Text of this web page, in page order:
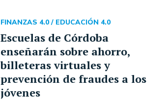
Escuelas de Córdoba
enseñarán sobre ahorro,
billeteras virtuales y
prevención de fraudes a los
jóvenes
FINANZAS 4.0 / EDUCACIÓN 4.0